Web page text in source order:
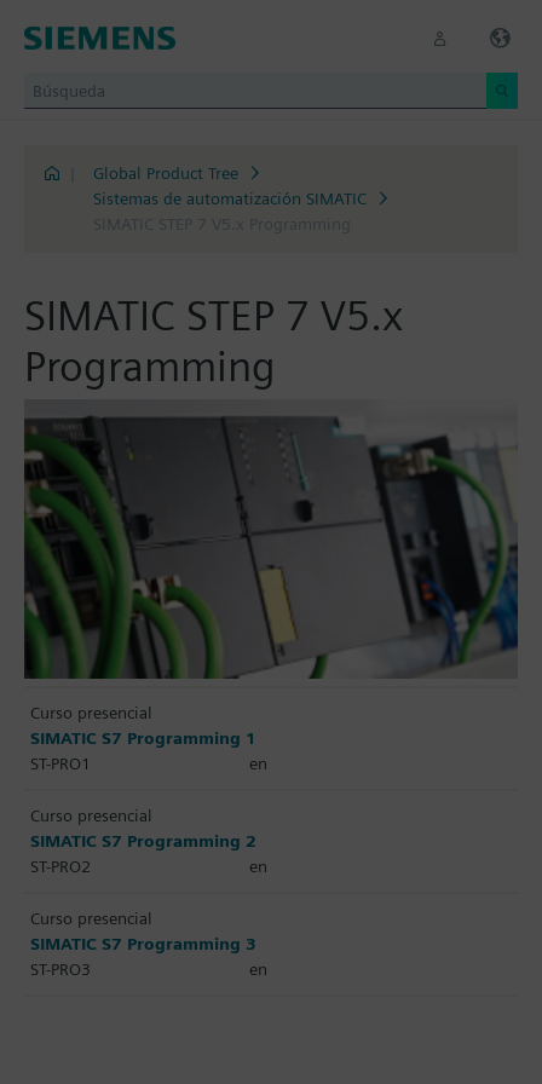
Global Product Tree
Sistemas de automatización SIMATIC
SIMATIC STEP 7 V5.x Programming
SIMATIC STEP 7 V5.x
Programming
Curso presencial
SIMATIC S7 Programming 1
ST-PRO1
en
Curso presencial
SIMATIC S7 Programming 2
ST-PRO2
en
Curso presencial
SIMATIC S7 Programming 3
ST-PRO3
en